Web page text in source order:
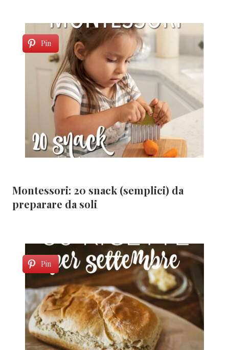
Pin
Montessori: 20 snack (semplici) da
preparare da soli
Pin